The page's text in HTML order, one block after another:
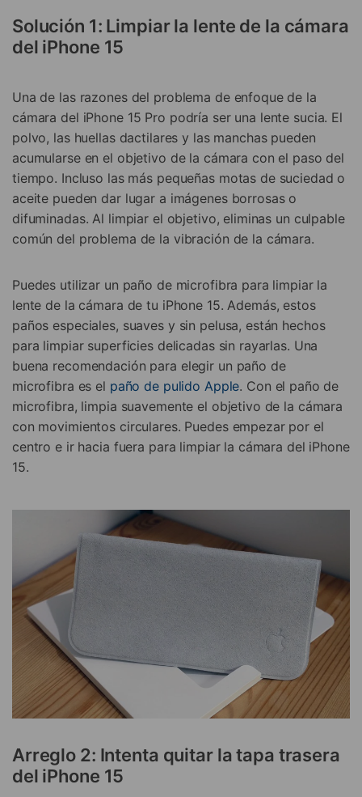
Solución 1: Limpiar la lente de la cámara
del iPhone 15
Una de las razones del problema de enfoque de la
cámara del iPhone 15 Pro podría ser una lente sucia. El
polvo, las huellas dactilares y las manchas pueden
acumularse en el objetivo de la cámara con el paso del
tiempo. Incluso las más pequeñas motas de suciedad o
aceite pueden dar lugar a imágenes borrosas o
difuminadas. Al limpiar el objetivo, eliminas un culpable
común del problema de la vibración de la cámara.
Puedes utilizar un paño de microfibra para limpiar la
lente de la cámara de tu iPhone 15. Además, estos
paños especiales, suaves y sin pelusa, están hechos
para limpiar superficies delicadas sin rayarlas. Una
buena recomendación para elegir un paño de
microfibra es el paño de pulido Apple. Con el paño de
microfibra, limpia suavemente el objetivo de la cámara
con movimientos circulares. Puedes empezar por el
centro e ir hacia fuera para limpiar la cámara del iPhone
15.
Arreglo 2: Intenta quitar la tapa trasera
del iPhone 15